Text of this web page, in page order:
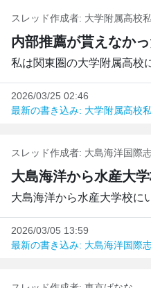
スレッド作成者: 大学附属高校私
2026/03/25 02:46
最新の書き込み: 大学附属高校私
スレッド作成者: 大島海洋国際志
大島海洋から水産大
2026/03/05 13:59
最新の書き込み: 大島海洋国際志